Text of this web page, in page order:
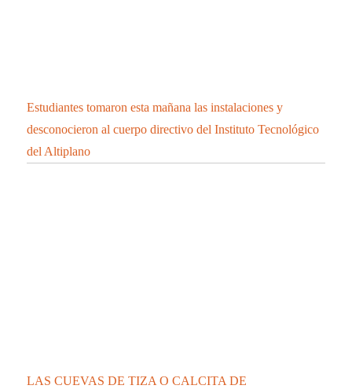
Estudiantes tomaron esta mañana las instalaciones y
desconocieron al cuerpo directivo del Instituto Tecnológico
del Altiplano
LAS CUEVAS DE TIZA O CALCITA DE